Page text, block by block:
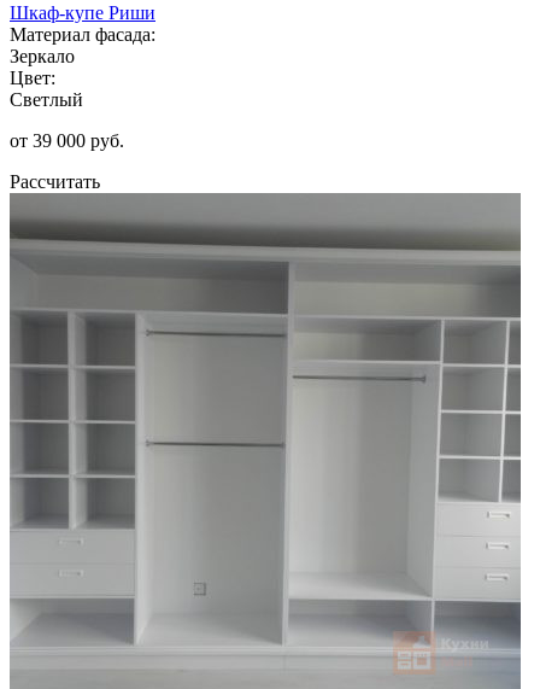
Шкаф-купе Риши
Материал фасада:
Зеркало
Цвет:
Светлый
от 39 000 руб.
Рассчитать